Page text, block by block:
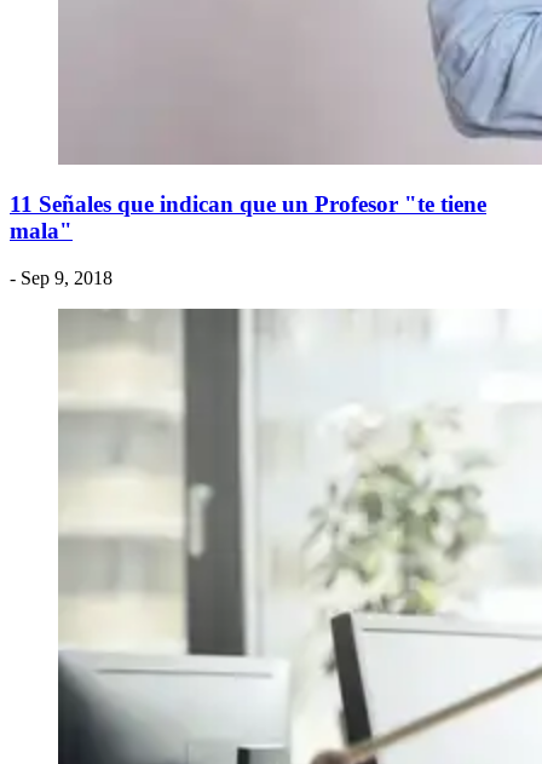
11 Señales que indican que un Profesor "te tiene
mala"
- Sep 9, 2018